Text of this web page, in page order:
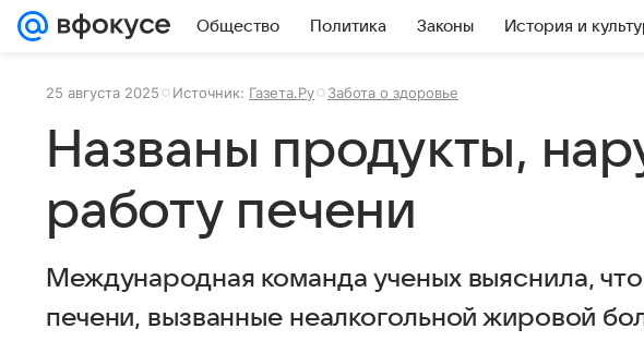
Общество Политика Законы История и
25 августа 2025 Источник: Газета.Ру Забота о здоровье
Названы продукты,
работу печени
Международная команда ученых выяснила,
печени, вызванные неалкогольной жировой